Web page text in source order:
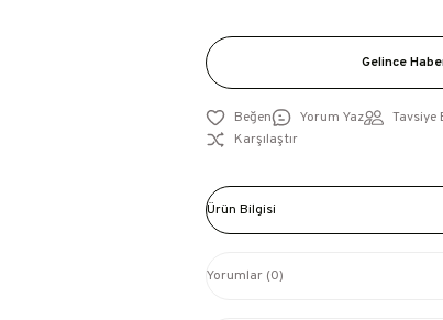
Gelince
Yorum Yaz Tavsiye
Karşılaştır
Ürün Bilgisi
Yorumlar (0)